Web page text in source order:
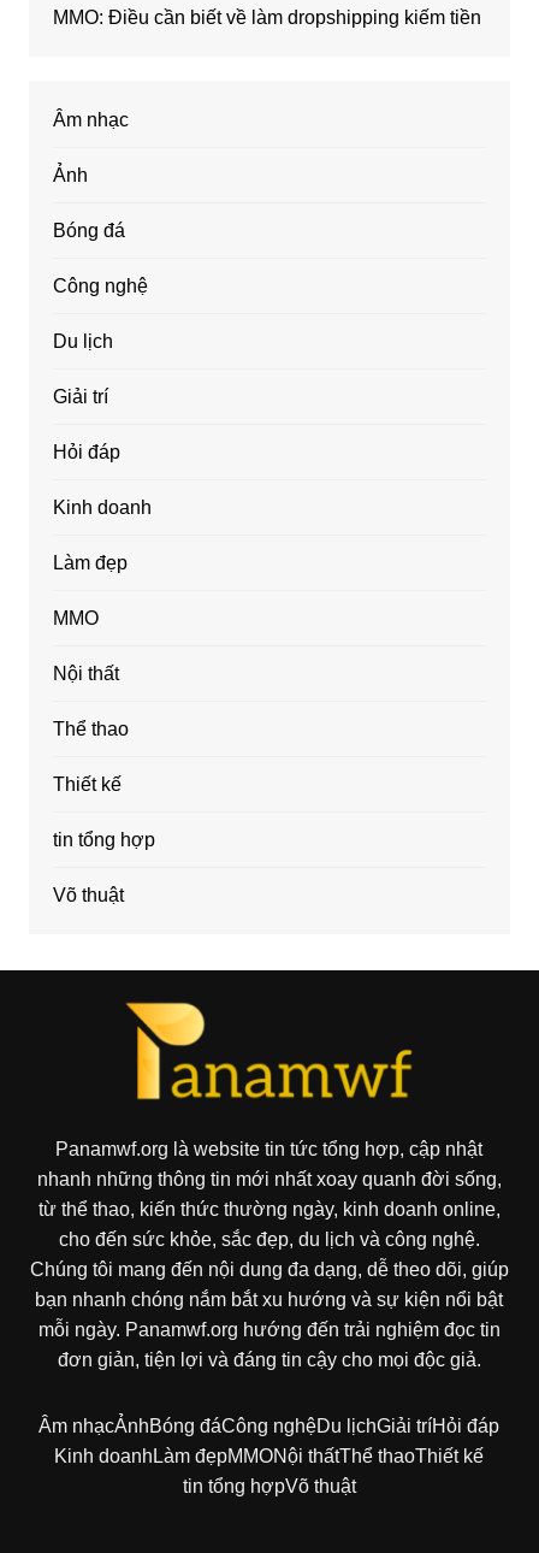
MMO: Điều cần biết về làm dropshipping kiếm tiền
Âm nhạc
Ảnh
Bóng đá
Công nghệ
Du lịch
Giải trí
Hỏi đáp
Kinh doanh
Làm đẹp
MMO
Nội thất
Thể thao
Thiết kế
tin tổng hợp
Võ thuật
Panamwf.org là website tin tức tổng hợp, cập nhật
nhanh những thông tin mới nhất xoay quanh đời sống,
từ thể thao, kiến thức thường ngày, kinh doanh online,
cho đến sức khỏe, sắc đẹp, du lịch và công nghệ.
Chúng tôi mang đến nội dung đa dạng, dễ theo dõi, giúp
bạn nhanh chóng nắm bắt xu hướng và sự kiện nổi bật
mỗi ngày. Panamwf.org hướng đến trải nghiệm đọc tin
đơn giản, tiện lợi và đáng tin cậy cho mọi độc giả.
Âm nhạcẢnhBóng đáCông nghệDu lịchGiải tríHỏi đáp
Kinh doanh Làm đẹpMMONội thấtThể thaoThiết kế
tin tổng hợpVõ thuật